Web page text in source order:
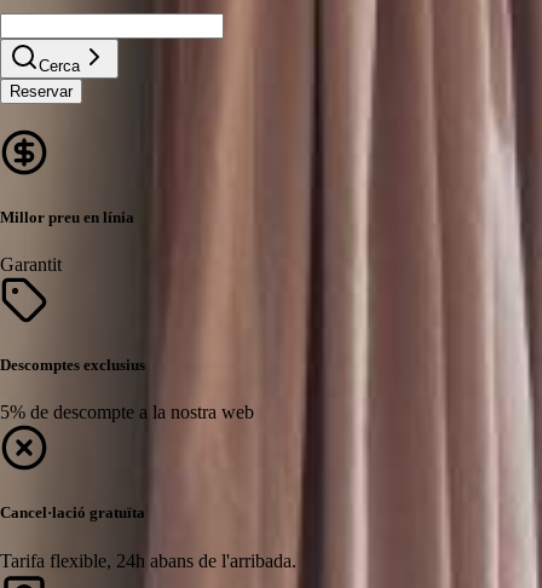
Cerca
Reservar
Millor preu en línia
Garantit
Descomptes exclusius
5% de descompte a la nostra web
Cancel·lació gratuïta
Tarifa flexible, 24h abans de l'arribada.